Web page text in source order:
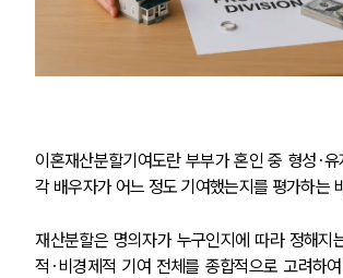
이혼재산분할기여도란 부부가 혼인 중 형성·
각 배우자가 어느 정도 기여했는지를 평가하는
재산분할은 명의자가 누구인지에 따라 정해지
적·비경제적 기여 전체를 종합적으로 고려하